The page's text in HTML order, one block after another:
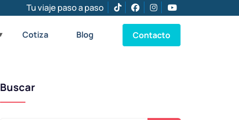
Tu viaje paso a paso
Cotiza Blog Contacto
Buscar